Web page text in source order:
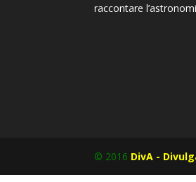
raccontare
© 2016 DivA -